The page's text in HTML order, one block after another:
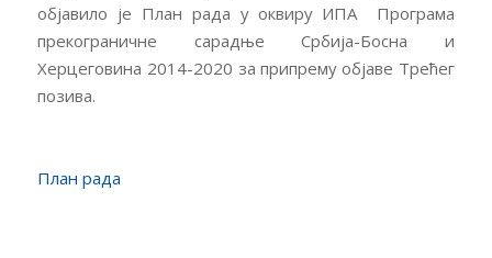
објавило је План рада у оквиру ИПА Програма
прекограничне сарадње Србија-Босна и
Херцеговина 2014-2020 за припрему објаве Трећег
позива.
План рада